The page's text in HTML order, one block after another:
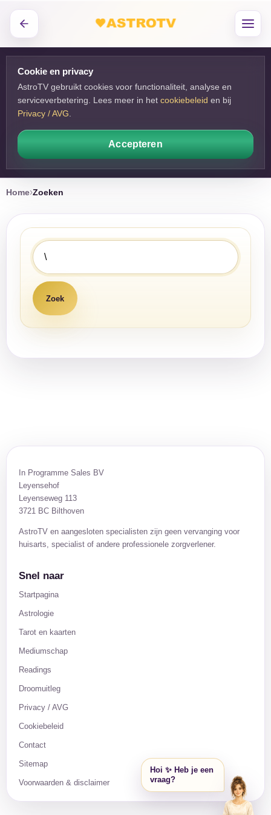
Cookie en privacy
AstroTV gebruikt cookies voor functionaliteit, analyse en
serviceverbetering. Lees meer in het cookiebeleid en bij
Privacy / AVG
Accepteren
Home Zoeken
In Programme Sales BV
Leyensehof
Leyenseweg 113
3721 BC Bilthoven
AstroTV en aangesloten specialisten zijn geen vervanging voor
huisarts, specialist of andere professionele zorgverlener.
Snel naar
Startpagina
Astrologie
Tarot en kaarten
Mediumschap
Readings
Droomuitleg
Privacy / AVG
Cookiebeleid
Contact
Sitemap
Voorwaarden & disclaimer
Hoi ✨ Heb je een
vraag?